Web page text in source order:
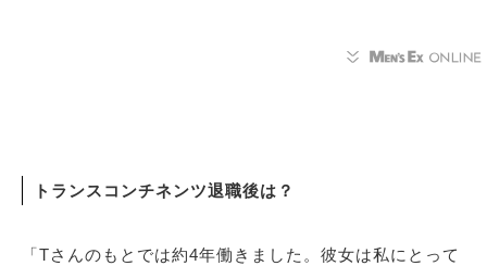
トランスコンチネンツ退職後は？
「Tさんのもとでは約4年働きました。彼女は私にとって